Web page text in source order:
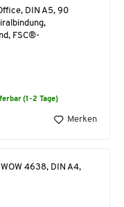
DIN A5, 90
FSC®-
(1-2 Tage)
Merken
4638, DIN A4,